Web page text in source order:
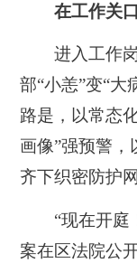
在工作关口
进入工作岗
部“小恙”变“大
路是，以常态
画像”强预警，
齐下织密防护网
“现在开庭！
案在区法院公